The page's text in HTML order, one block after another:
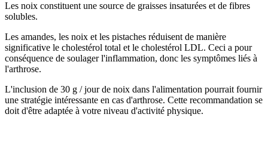
Les noix constituent une source de graisses insaturées et de fibres
solubles.
Les amandes, les noix et les pistaches réduisent de manière
significative le cholestérol total et le cholestérol LDL. Ceci a pour
conséquence de soulager l'inflammation, donc les symptômes liés à
l'arthrose.
L'inclusion de 30 g / jour de noix dans l'alimentation pourrait fournir
une stratégie intéressante en cas d'arthrose. Cette recommandation se
doit d'être adaptée à votre niveau d'activité physique.